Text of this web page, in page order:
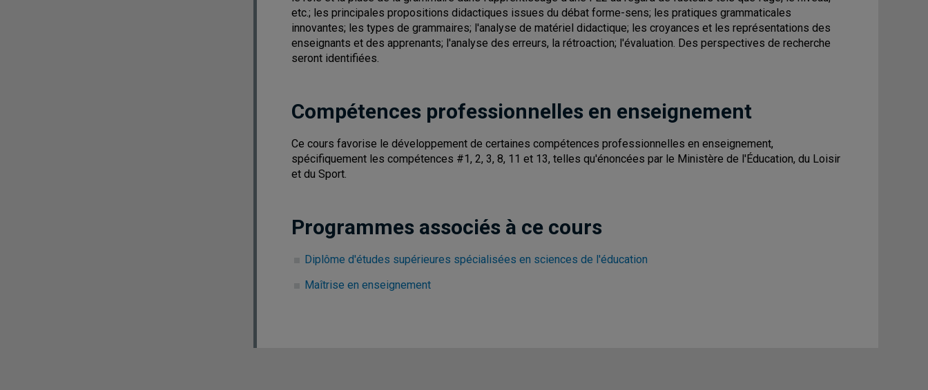
etc.; les principales propositions didactiques issues du débat forme-sens; les pratiques grammaticales
innovantes; les types de grammaires; l'analyse de matériel didactique; les croyances et les représentations des
enseignants et des apprenants; l'analyse des erreurs, la rétroaction; l'évaluation. Des perspectives de recherche
seront identifiées.
Compétences professionnelles en enseignement
Ce cours favorise le développement de certaines compétences professionnelles en enseignement,
spécifiquement les compétences #1, 2, 3, 8, 11 et 13, telles qu'énoncées par le Ministère de l'Éducation, du Loisir
et du Sport.
Programmes associés à ce cours
Diplôme d'études supérieures spécialisées en sciences de l'éducation
Maîtrise en enseignement